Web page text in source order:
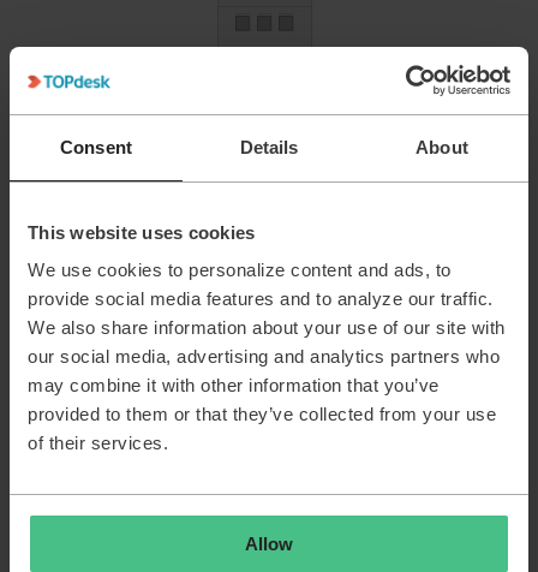
Consent Details About
This website uses cookies
We use cookies to personalize content and ads, to
provide social media features and to analyze our traffic.
We also share information about your use of our site with
our social media, advertising and analytics partners who
may combine it with other information that you’ve
provided to them or that they’ve collected from your use
of their services.
Allow